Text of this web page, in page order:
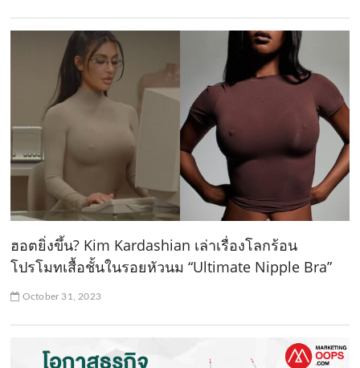
ฮอตยิ่งขึ้น? Kim Kardashian เล่าเรื่องโลกร้อน
โปรโมทเสื้อชั้นในรอยหัวนม “Ultimate Nipple Bra”
October 31, 2023